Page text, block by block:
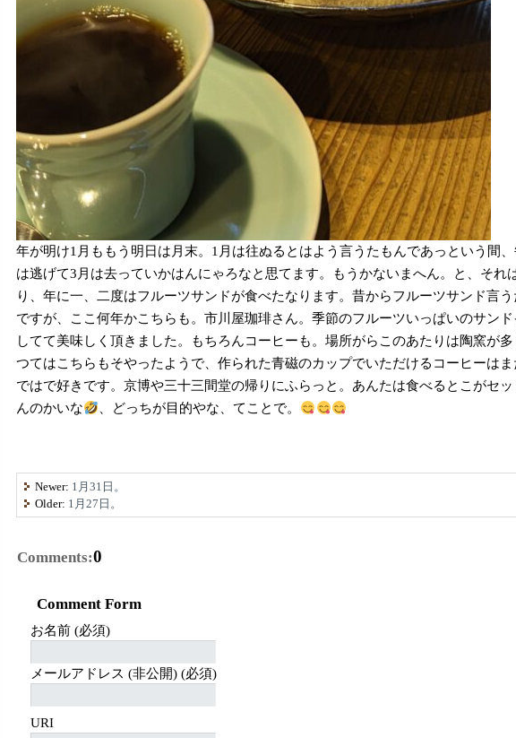
年が明け1月ももう明日は月末。1月は往ぬるとはよう言うたもんであっという間、
は逃げて3月は去っていかはんにゃろなと思てます。もうかないまへん。と、それ
り、年に一、二度はフルーツサンドが食べたなります。昔からフルーツサンド言
ですが、ここ何年かこちらも。市川屋珈琲さん。季節のフルーツいっぱいのサンド
してて美味しく頂きました。もちろんコーヒーも。場所がらこのあたりは陶窯が
つてはこちらもそやったようで、作られた青磁のカップでいただけるコーヒーは
ではで好きです。京博や三十三間堂の帰りにふらっと。あんたは食べるとこがセ
んのかいな
、どっちが目的やな、てことで。
Newer: 1月31日。
Older: 1月27日。
Comments:0
Comment Form
お名前 (必須)
メールアドレス (非公開) (必須)
URI